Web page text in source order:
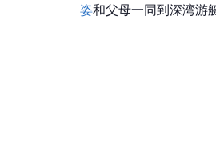
姿和父母一同到深湾游